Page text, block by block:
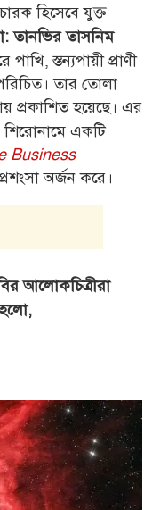
হিসেবে যুক্ত
তানভির তাসনিম
স্তন্যপায়ী প্রাণী
তার তোলা
প্রকাশিত হয়েছে। এর
শিরোনামে একটি
Business
অর্জন করে।
আলোকচিত্রীরা
হলো,